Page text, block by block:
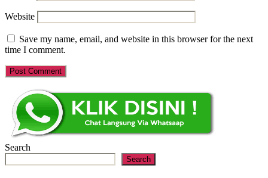
Website
Save my name, email, and website in this browser for the next
time I comment.
Search
Search